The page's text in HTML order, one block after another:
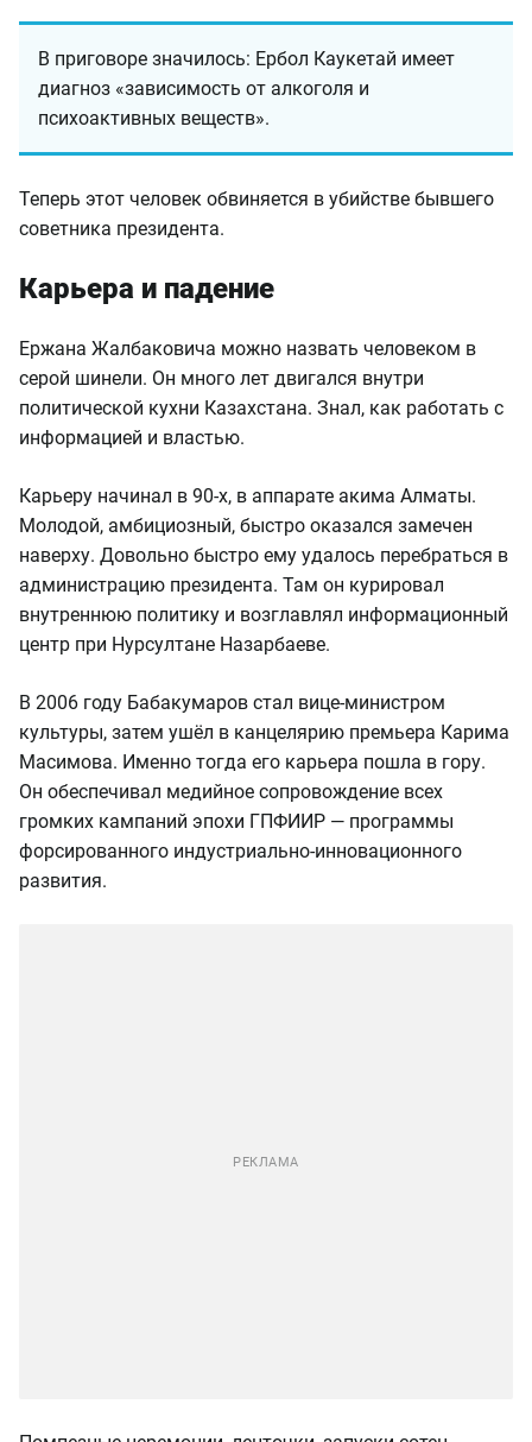
В приговоре значилось: Ербол Каукетай имеет
диагноз «зависимость от алкоголя и
психоактивных веществ».
Теперь этот человек обвиняется в убийстве бывшего
советника президента.
Карьера и падение
Ержана Жалбаковича можно назвать человеком в
серой шинели. Он много лет двигался внутри
политической кухни Казахстана. Знал, как работать с
информацией и властью.
Карьеру начинал в 90-х, в аппарате акима Алматы.
Молодой, амбициозный, быстро оказался замечен
наверху. Довольно быстро ему удалось перебраться в
администрацию президента. Там он курировал
внутреннюю политику и возглавлял информационный
центр при Нурсултане Назарбаеве.
В 2006 году Бабакумаров стал вице-министром
культуры, затем ушёл в канцелярию премьера Карима
Масимова. Именно тогда его карьера пошла в гору.
Он обеспечивал медийное сопровождение всех
громких кампаний эпохи ГПФИИР — программы
форсированного индустриально-инновационного
развития.